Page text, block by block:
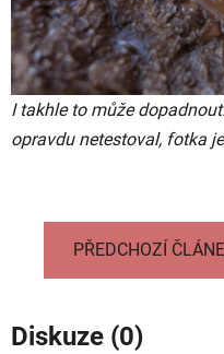
I takhle to může
opravdu netestoval, fotka
PŘEDCHOZÍ
Diskuze (0)